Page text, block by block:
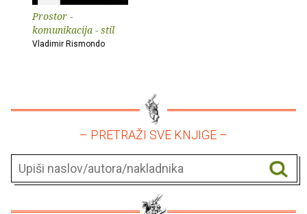
Prostor -
komunikacija - stil
Vladimir Rismondo
– PRETRAŽI SVE KNJIGE –